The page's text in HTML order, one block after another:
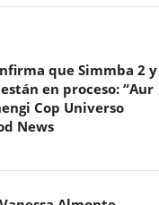
que Simmba 2 y
en proceso: “Aur
Cop Universo
News